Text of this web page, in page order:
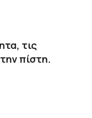
τις
πίστη.